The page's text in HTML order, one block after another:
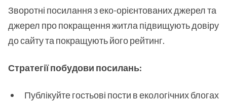
Зворотні посилання з еко-орієнтованих джерел та
джерел про покращення житла підвищують довіру
до сайту та покращують його рейтинг.
Стратегії побудови посилань:
Публікуйте гостьові пости в екологічних блогах